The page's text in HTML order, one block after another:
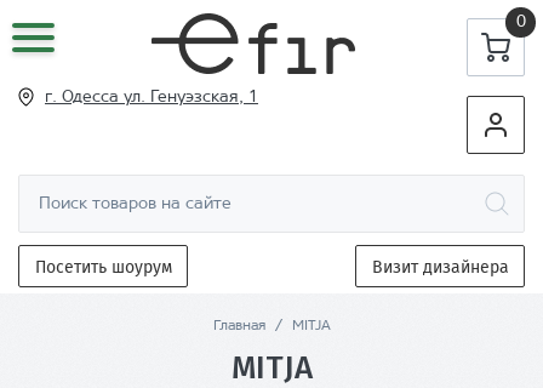
0
г. Одесса ул. Генуэзская, 1
Посетить шоурум Визит дизайнера
Главная / MITJA
MITJA